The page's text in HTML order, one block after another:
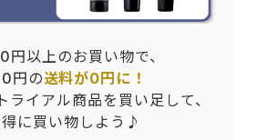
以上のお買い物で、
円の送料が0円に！
ライアル商品を買い足して、
に買い物しよう♪